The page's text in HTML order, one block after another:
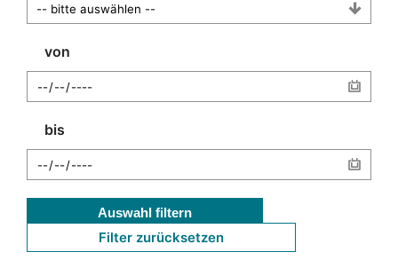
von
bis
Auswahl filtern
Filter zurücksetzen